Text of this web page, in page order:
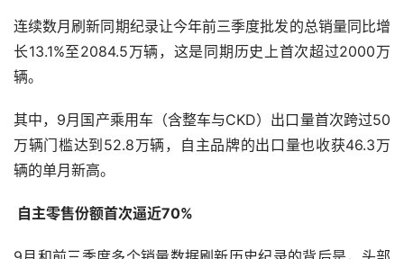
连续数月刷新同期纪录让今年前三季度批发的总销量同比增
长13.1%至2084.5万辆，这是同期历史上首次超过2000万
辆。
其中，9月国产乘用车（含整车与CKD）出口量首次跨过50
万辆门槛达到52.8万辆，自主品牌的出口量也收获46.3万
辆的单月新高。
自主零售份额首次逼近70%